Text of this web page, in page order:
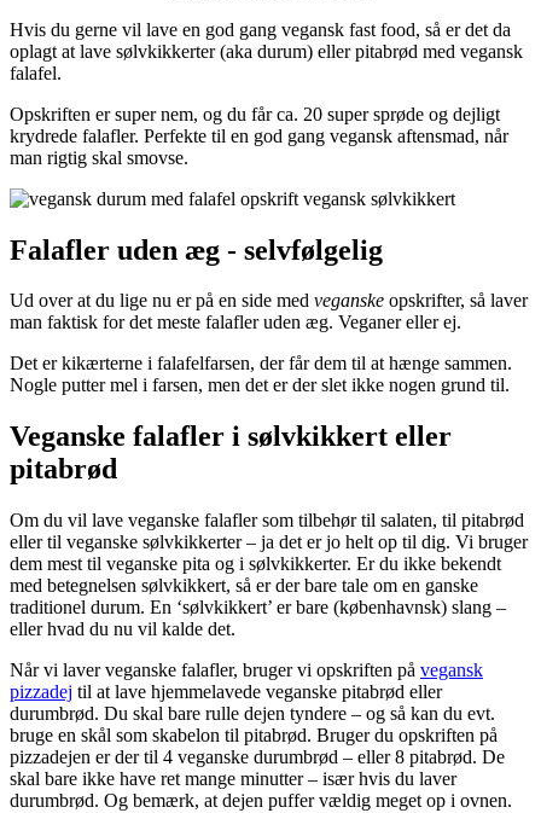
Hvis du gerne vil lave en god gang vegansk fast food, så er det da
oplagt at lave sølvkikkerter (aka durum) eller pitabrød med vegansk
falafel.
Opskriften er super nem, og du får ca. 20 super sprøde og dejligt
krydrede falafler. Perfekte til en god gang vegansk aftensmad, når
man rigtig skal smovse.
Falafler uden æg - selvfølgelig
Ud over at du lige nu er på en side med veganske opskrifter, så laver
man faktisk for det meste falafler uden æg. Veganer eller ej.
Det er kikærterne i falafelfarsen, der får dem til at hænge sammen.
Nogle putter mel i farsen, men det er der slet ikke nogen grund til.
Veganske falafler i sølvkikkert eller
pitabrød
Om du vil lave veganske falafler som tilbehør til salaten, til pitabrød
eller til veganske sølvkikkerter – ja det er jo helt op til dig. Vi bruger
dem mest til veganske pita og i sølvkikkerter. Er du ikke bekendt
med betegnelsen sølvkikkert, så er der bare tale om en ganske
traditionel durum. En ‘sølvkikkert’ er bare (københavnsk) slang –
eller hvad du nu vil kalde det.
Når vi laver veganske falafler, bruger vi opskriften på vegansk
pizzadej til at lave hjemmelavede veganske pitabrød eller
durumbrød. Du skal bare rulle dejen tyndere – og så kan du evt.
bruge en skål som skabelon til pitabrød. Bruger du opskriften på
pizzadejen er der til 4 veganske durumbrød – eller 8 pitabrød. De
skal bare ikke have ret mange minutter – især hvis du laver
durumbrød. Og bemærk, at dejen puffer vældig meget op i ovnen.